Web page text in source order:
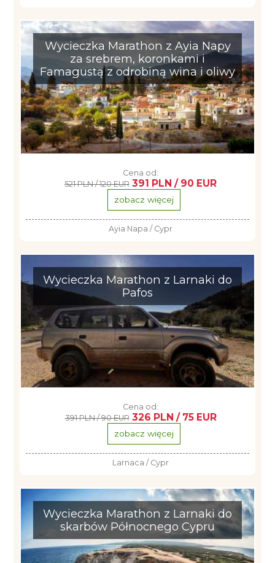
Wycieczka Marathon z Ayia Napy
za srebrem, koronkami i
Famagustą z odrobiną wina i oliwy
Cena od:
521 PLN / 120 EUR 391 PLN / 90 EUR
zobacz więcej
Ayia Napa / Cypr
Wycieczka Marathon z Larnaki do
Pafos
Cena od:
391 PLN / 90 EUR 326 PLN / 75 EUR
zobacz więcej
Larnaca / Cypr
Wycieczka Marathon z Larnaki do
skarbów Północnego Cypru